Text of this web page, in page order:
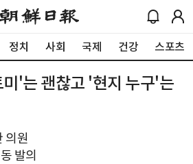
정치 사회 국제 건강 스포츠
'는 괜찮고 '현지 누구'는
의원
발의